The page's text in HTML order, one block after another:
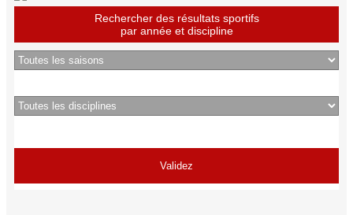
Rechercher des résultats sportifs
par année et discipline